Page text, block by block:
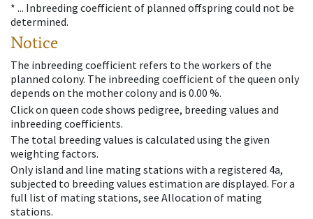
* ... Inbreeding coefficient of planned offspring could not be
determined.
Notice
The inbreeding coefficient refers to the workers of the
planned colony. The inbreeding coefficient of the queen only
depends on the mother colony and is 0.00 %.
Click on queen code shows pedigree, breeding values and
inbreeding coefficients.
The total breeding values is calculated using the given
weighting factors.
Only island and line mating stations with a registered 4a,
subjected to breeding values estimation are displayed. For a
full list of mating stations, see Allocation of mating
stations.